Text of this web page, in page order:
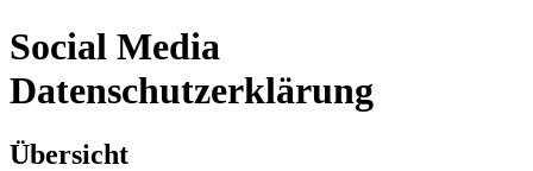
Social Media
Datenschutzerklärung
Übersicht